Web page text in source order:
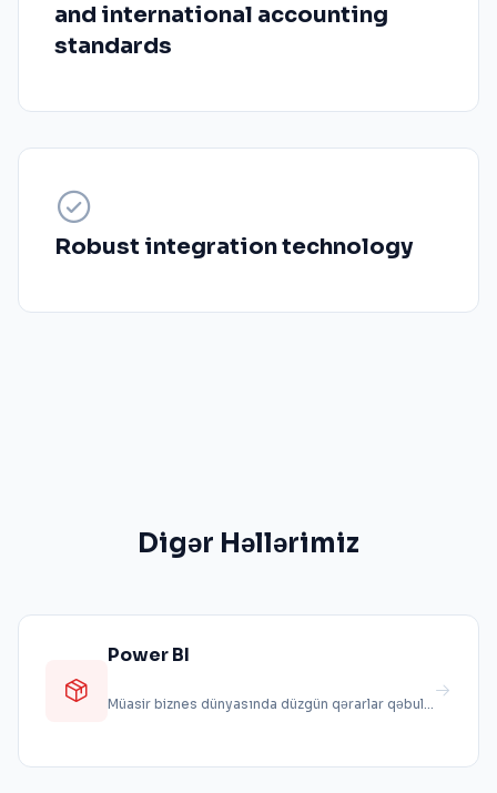
and international accounting
standards
Robust integration technology
Digər Həllərimiz
Power BI
Müasir biznes dünyasında düzgün qərarlar qəbul